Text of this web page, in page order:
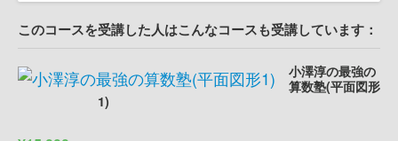
このコースを受講した人はこんなコースも受講しています：
小澤淳の最強の
算数塾(平面図形
1)